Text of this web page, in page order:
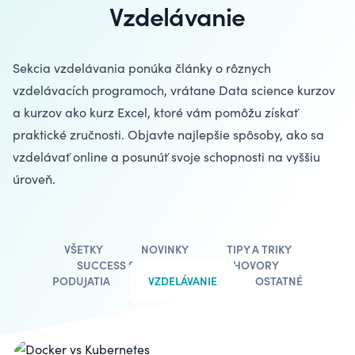
Vzdelávanie
Sekcia vzdelávania ponúka články o rôznych
vzdelávacích programoch, vrátane Data science kurzov
a kurzov ako kurz Excel, ktoré vám pomôžu získať
praktické zručnosti. Objavte najlepšie spôsoby, ako sa
vzdelávať online a posunúť svoje schopnosti na vyššiu
úroveň.
VŠETKY NOVINKY
TIPY A TRIKY
SUCCESS STORIES
ROZHOVORY
PODUJATIA
VZDELÁVANIE OSTATNÉ